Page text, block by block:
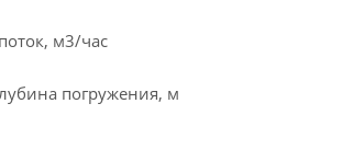
м3/час
погружения, м